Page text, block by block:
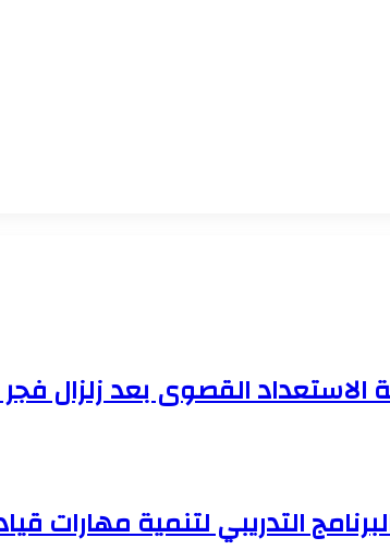
القصوى بعد زلزال فجر
التدريبي لتنمية مهارات